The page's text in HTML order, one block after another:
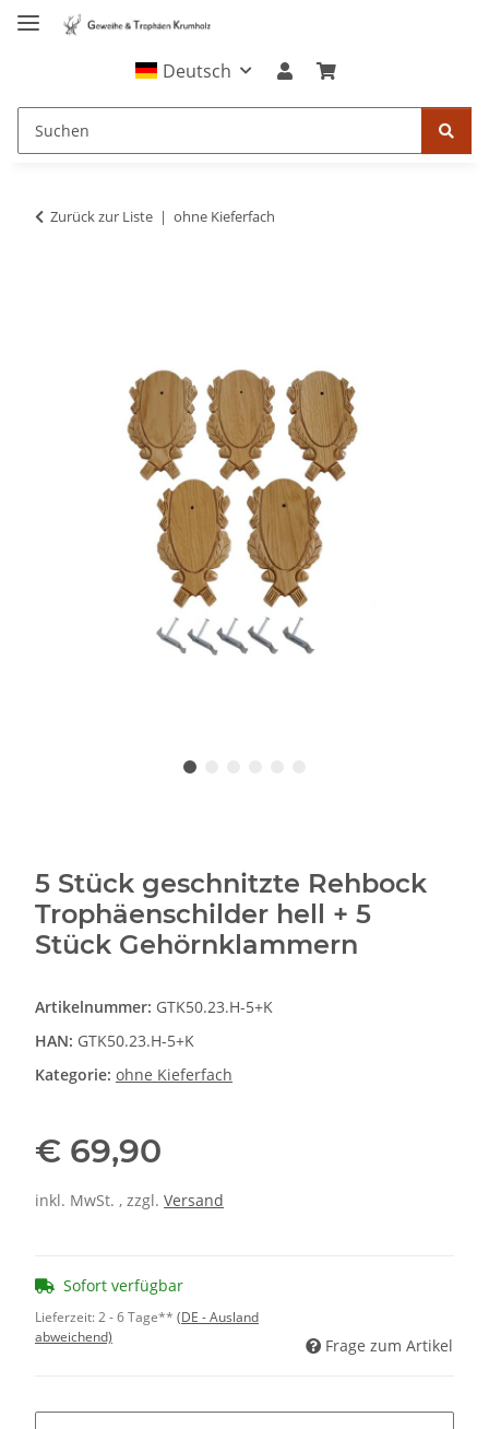
Deutsch
Zurück zur Liste ohne Kieferfach
5 Stück geschnitzte Rehbock
Trophäenschilder hell + 5
Stück Gehörnklammern
Artikelnummer: GTK50.23.H-5+K
HAN: GTK50.23.H-5+K
Kategorie: ohne Kieferfach
€ 69,90
inkl. MwSt. , zzgl. Versand
Sofort verfügbar
Lieferzeit:2 - 6 Tage** (DE - Ausland
abweichend)
Frage zum Artikel